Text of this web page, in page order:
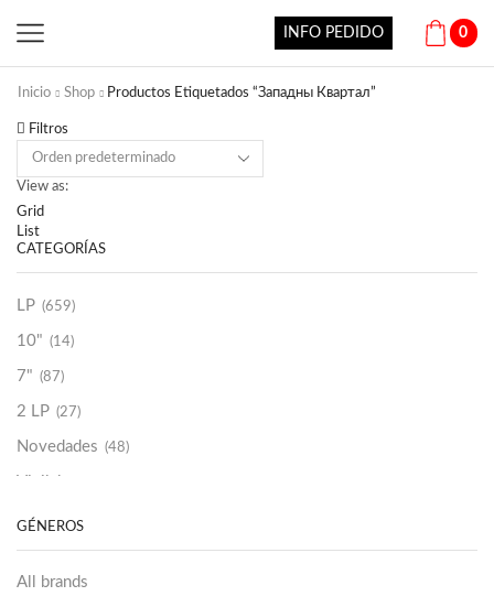
INFO PEDIDO 0
Inicio Shop Productos Etiquetados “Западны Квартал”
Filtros
View as:
Grid
List
CATEGORÍAS
LP (659)
10" (14)
7" (87)
2 LP (27)
Novedades (48)
Vinilako
Sold Out
GÉNEROS
All brands